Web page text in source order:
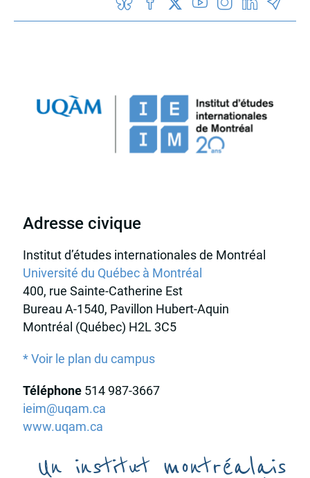
Adresse civique
Institut d’études internationales de Montréal
Université du Québec à Montréal
400, rue Sainte-Catherine Est
Bureau A-1540, Pavillon Hubert-Aquin
Montréal (Québec) H2L 3C5
* Voir le plan du campus
Téléphone 514 987-3667
ieim@uqam.ca
www.uqam.ca
Un institut montréalais